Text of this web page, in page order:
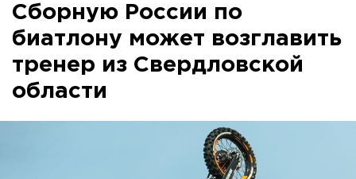
Сборную России по
биатлону может возглавить
тренер из Свердловской
области